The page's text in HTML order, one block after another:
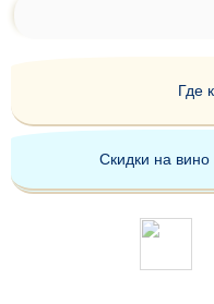
Где
Скидки на вино